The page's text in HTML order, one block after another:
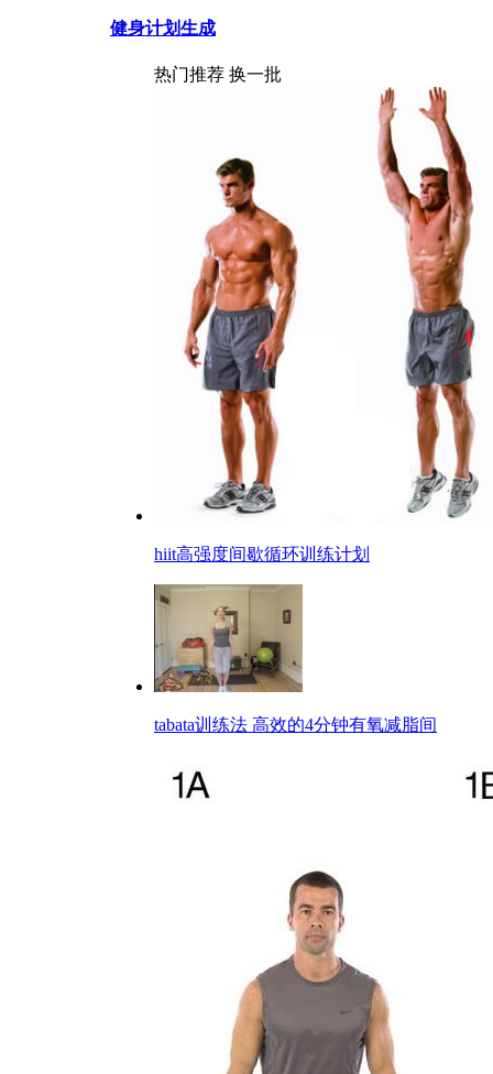
健身计划生成
热门推荐 换一批
hiit高强度间歇循环训练计划
tabata训练法 高效的4分钟有氧减脂间